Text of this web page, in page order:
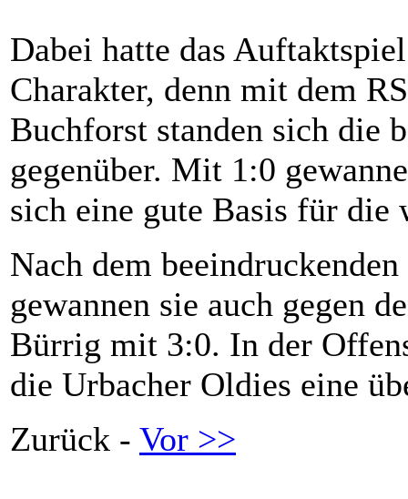
Dabei hatte das
Charakter, denn mit dem
Buchforst standen sich die
gegenüber. Mit 1:0
sich eine gute Basis für die
Nach dem
gewannen sie auch gegen
Bürrig mit 3:0. In der
die Urbacher Oldies eine
Zurück - Vor >>